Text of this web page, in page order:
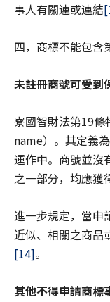
事人有關連或連結
四，商標不能包含
未註冊商號可受到
寮國智財法第19
name）。其定義
運作中。商號並沒
之一部分，均應獲
進一步規定，當申
近似、相關之商品
[14]。
其他不得申請商標